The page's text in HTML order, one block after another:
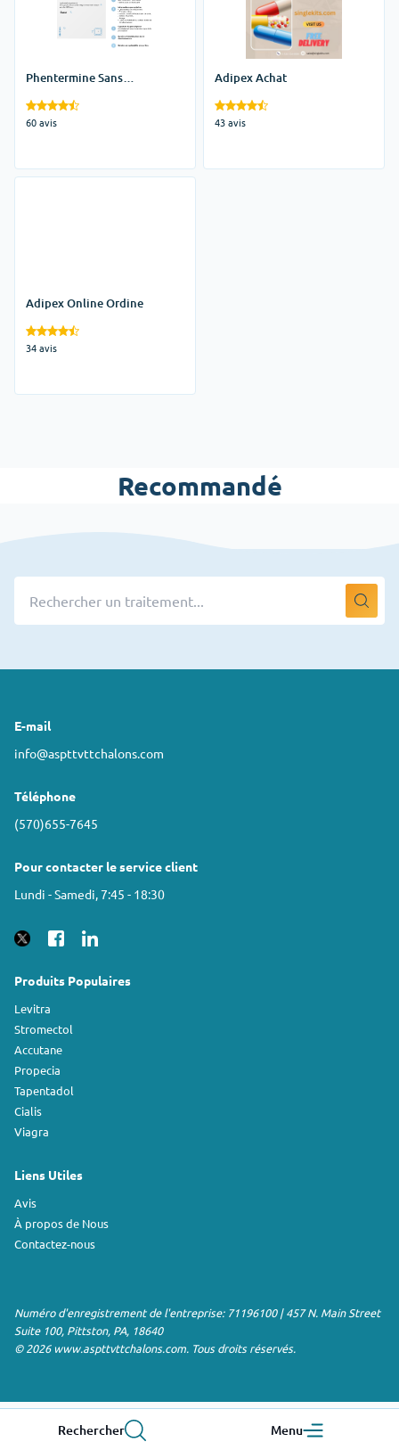
Phentermine Sans
60 avis
Adipex Achat
43 avis
Adipex Online Ordine
34 avis
Recommandé
E-mail
info@aspttvttchalons.com
Téléphone
(570)655-7645
Pour contacter le service client
Lundi - Samedi, 7:45 - 18:30
Produits Populaires
Levitra
Stromectol
Accutane
Propecia
Tapentadol
Cialis
Viagra
Liens Utiles
Avis
À propos de Nous
Contactez-nous
Numéro d'enregistrement de l'entreprise: 71196100 | 457 N. Main Street
Suite 100, Pittston, PA, 18640
© 2026 www.aspttvttchalons.com. Tous droits réservés.
Rechercher Menu